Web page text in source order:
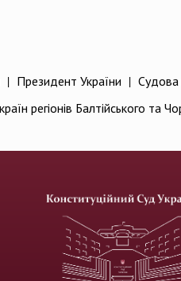
| Президент України |
регіонів Балтійського та